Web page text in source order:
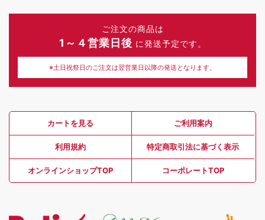
ご注文の商品は
1～４営業日後 に発送予定です。
※土日祝祭日のご注文は翌営業日以降の発送となります。
カートを見る ご利用案内
利用規約 特定商取引法に基づく表示
オンラインショップTOP コーポレートTOP